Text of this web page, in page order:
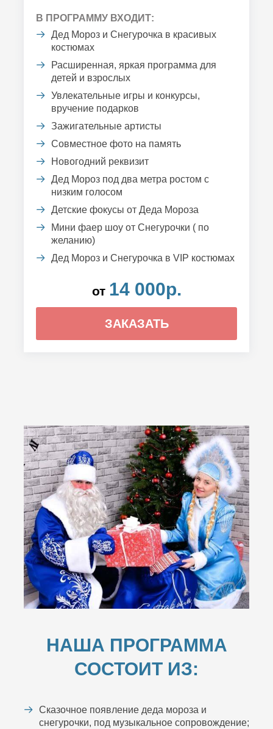
В ПРОГРАММУ ВХОДИТ:
Дед Мороз и Снегурочка в красивых
костюмах
Расширенная, яркая программа для
детей и взрослых
Увлекательные игры и конкурсы,
вручение подарков
Зажигательные артисты
Совместное фото на память
Новогодний реквизит
Дед Мороз под два метра ростом с
низким голосом
Детские фокусы от Деда Мороза
Мини фаер шоу от Снегурочки ( по
желанию)
Дед Мороз и Снегурочка в VIP костюмах
от 14 000р.
ЗАКАЗАТЬ
НАША ПРОГРАММА
СОСТОИТ ИЗ:
Сказочное появление деда мороза и
снегурочки, под музыкальное сопровождение;